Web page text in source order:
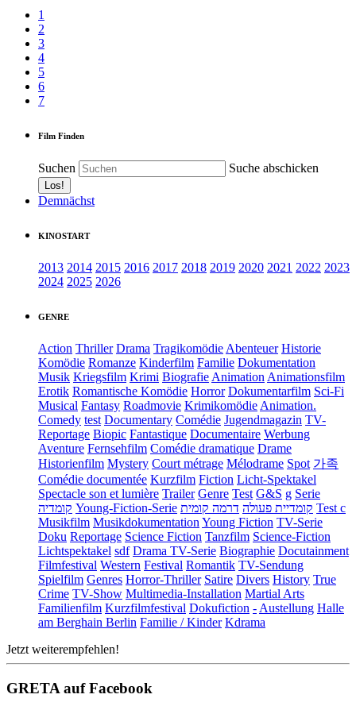
1
2
3
4
5
6
7
Film Finden
Suchen Suche abschicken
Demnächst
KINOSTART
2013 2014 2015 2016 2017 2018 2019 2020 2021 2022 2023
2024 2025 2026
GENRE
Action Thriller Drama Tragikomödie Abenteuer Historie
Komödie Romanze Kinderfilm Familie Dokumentation
Musik Kriegsfilm Krimi Biografie Animation Animationsfilm
Erotik Romantische Komödie Horror Dokumentarfilm Sci-Fi
Musical Fantasy Roadmovie Krimikomödie Animation.
Comedy test Documentary Comédie Jugendmagazin TV-
Reportage Biopic Fantastique Documentaire Werbung
Aventure Fernsehfilm Comédie dramatique Drame
Historienfilm Mystery Court métrage Mélodrame Spot 가족
Comédie documentée Kurzfilm Fiction Licht-Spektakel
Spectacle son et lumière Trailer Genre Test G&S g Serie
קומדיה Young-Fiction-Serie קומדיית פעולה דרמה קומית
Test c
Musikfilm Musikdokumentation Young Fiction TV-Serie
Doku Reportage Science Fiction Tanzfilm Science-Fiction
Lichtspektakel sdf Drama TV-Serie Biographie Docutainment
Filmfestival Western Festival Romantik TV-Sendung
Spielfilm Genres Horror-Thriller Satire Divers History True
Crime TV-Show Multimedia-Installation Martial Arts
Familienfilm Kurzfilmfestival Dokufiction - Austellung Halle
am Berghain Berlin Familie / Kinder Kdrama
Jetzt weiterempfehlen!
GRETA auf Facebook